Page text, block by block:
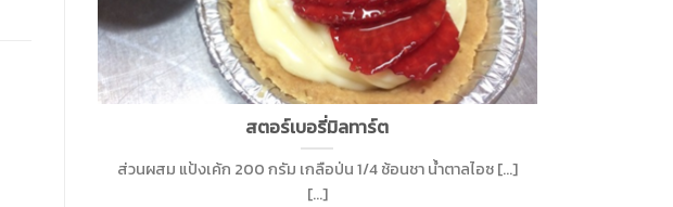
สตอร์เบอรี่มิลทาร์ต
ส่วนผสม แป้งเค้ก 200 กรัม เกลือป่น 1/4 ช้อนชา น้ำตาลไอซ [...]
[...]